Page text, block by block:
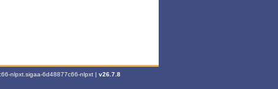
nlpxt.sigaa-6d48877c66-nlpxt | v26.7.8